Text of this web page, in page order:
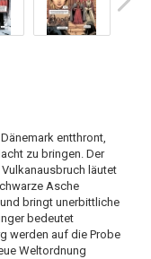
entthront,
zu bringen. Der
läutet
Asche
bringt unerbittliche
bedeutet
werden auf die Probe
Weltordnung